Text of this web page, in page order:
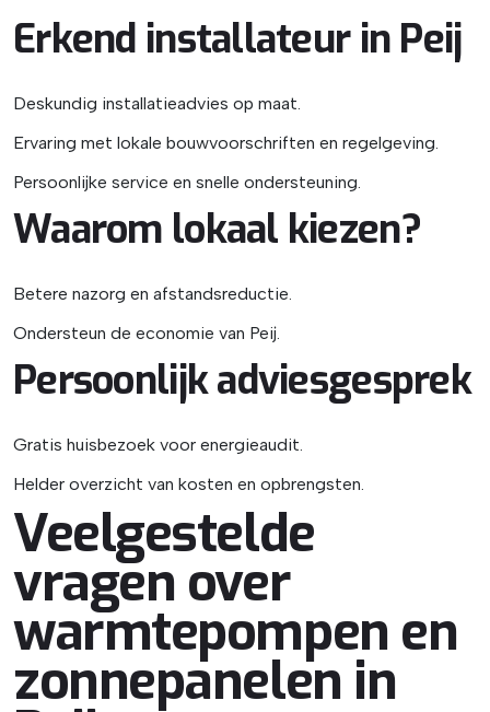
Erkend installateur in Peij
Deskundig installatieadvies op maat.
Ervaring met lokale bouwvoorschriften en regelgeving.
Persoonlijke service en snelle ondersteuning.
Waarom lokaal kiezen?
Betere nazorg en afstandsreductie.
Ondersteun de economie van Peij.
Persoonlijk adviesgesprek
Gratis huisbezoek voor energieaudit.
Helder overzicht van kosten en opbrengsten.
Veelgestelde
vragen over
warmtepompen en
zonnepanelen in